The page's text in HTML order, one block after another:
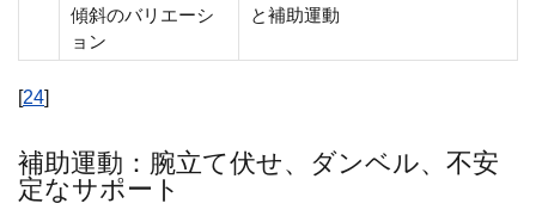
傾斜のバリエーシ
ョン
と補助運動
[24]
補助運動：腕立て伏せ、ダンベル、不安
定なサポート